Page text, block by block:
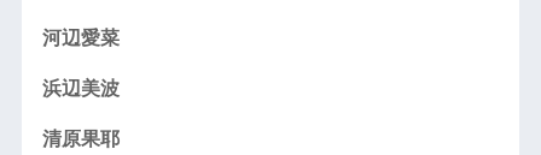
河辺愛菜
浜辺美波
清原果耶